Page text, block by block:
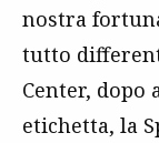
nostra
tutto
Center, dopo
etichetta, la